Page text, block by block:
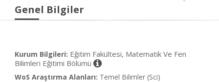
Genel Bilgiler
Kurum Bilgileri: Eğitim Fakültesi, Matematik Ve Fen
Bilimleri Eğitimi Bölümü
WoS Araştırma Alanları: Temel Bilimler (Sci)